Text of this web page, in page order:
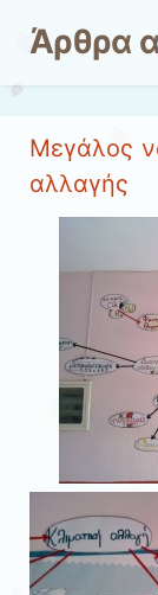
Άρθρα
Μεγάλος
αλλαγής